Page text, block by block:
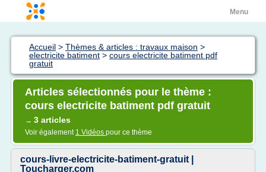
Menu
Accueil > Thèmes & articles : travaux maison >
electricite batiment > cours electricite batiment pdf
gratuit
Articles sélectionnés pour le thème :
cours electricite batiment pdf gratuit
→ 3 articles
Voir également 1 Vidéos pour ce thème
cours-livre-electricite-batiment-gratuit |
Toucharger.com